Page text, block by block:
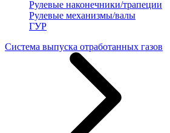
Рулевые наконечники/трапеции
Рулевые механизмы/валы
ГУР
Система выпуска отработанных газов